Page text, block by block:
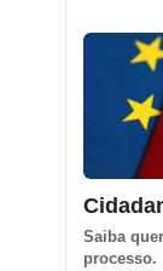
Saiba
processo.